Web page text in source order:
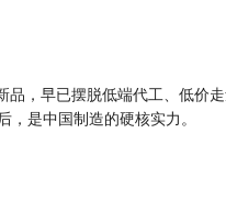
品，早已摆脱低端代工、低价
，是中国制造的硬核实力。